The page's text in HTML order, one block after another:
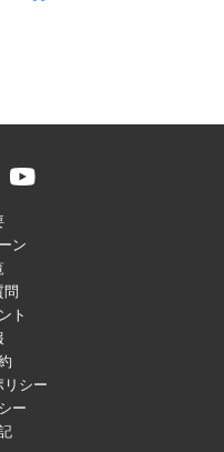
ン
問
ト
シー
ー